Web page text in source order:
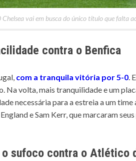
Chelsea vai em busca do único título que falta
contra o Benfica
com a tranquila vitória por 5-0.
Na volta, mais tranquilidade e um
necessária para a estreia a um
e Sam Kerr, que marcaram
o sufoco contra o Atlético